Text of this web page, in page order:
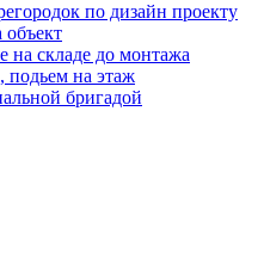
по дизайн проекту
на складе до монтажа
подьем на этаж
бригадой